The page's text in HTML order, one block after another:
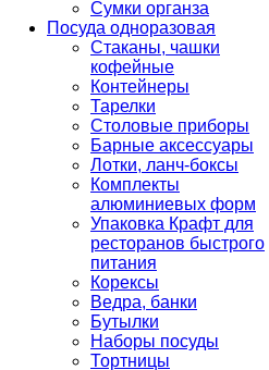
Сумки органза
Посуда одноразовая
Стаканы, чашки
кофейные
Контейнеры
Тарелки
Столовые приборы
Барные аксессуары
Лотки, ланч-боксы
Комплекты
алюминиевых форм
Упаковка Крафт для
ресторанов быстрого
питания
Корексы
Ведра, банки
Бутылки
Наборы посуды
Тортницы